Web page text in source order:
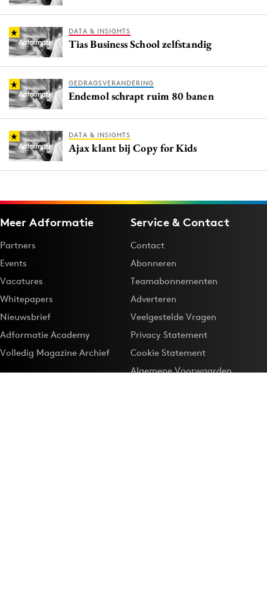
DATA & INSIGHTS
Tias Business School zelfstandig
GEDRAGSVERANDERING
Endemol schrapt ruim 80 banen
DATA & INSIGHTS
Ajax klant bij Copy for Kids
Meer Adformatie
Partners
Events
Vacatures
Whitepapers
Nieuwsbrief
Adformatie Academy
Volledig Magazine Archief
Service & Contact
Contact
Abonneren
Teamabonnementen
Adverteren
Veelgestelde Vragen
Privacy Statement
Cookie Statement
Algemene Voorwaarden